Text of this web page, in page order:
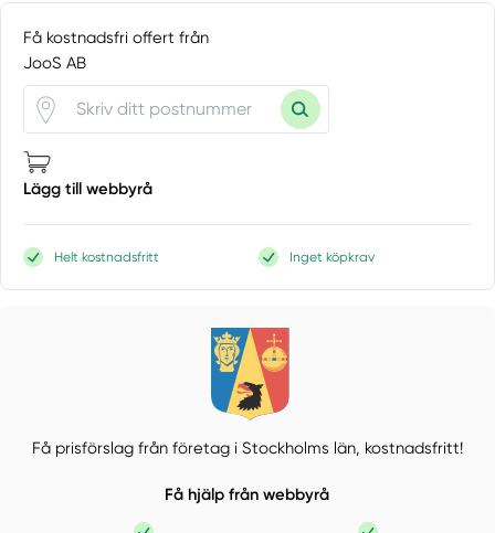
Få kostnadsfri offert från
JooS AB
Lägg till webbyrå
Helt kostnadsfritt Inget köpkrav
Få prisförslag från företag i Stockholms län, kostnadsfritt!
Få hjälp från webbyrå